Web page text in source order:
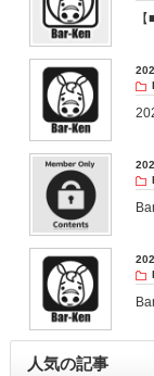
人気の記事